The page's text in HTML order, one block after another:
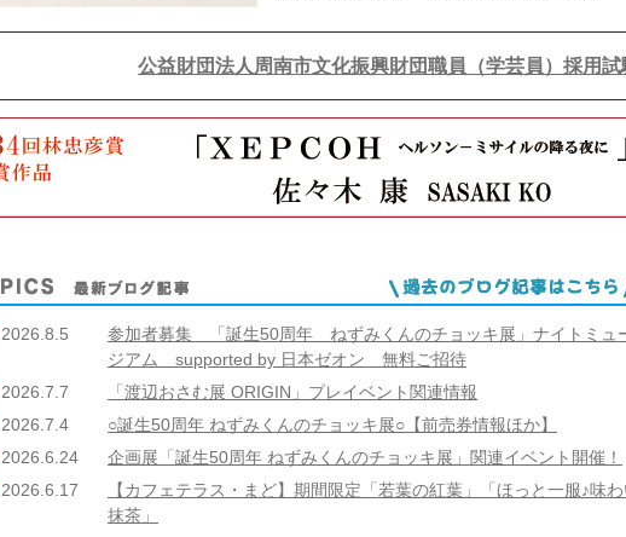
公益財団法人周南市文化振興財団職員（学芸員）採用試
2026.8.5
参加者募集 「誕生50周年 ねずみくんのチョッキ展」ナイトミュ
ジアム supported by 日本ゼオン 無料ご招待
2026.7.7
「渡辺おさむ展 ORIGIN」プレイベント関連情報
2026.7.4
○誕生50周年 ねずみくんのチョッキ展○【前売券情報ほか】
2026.6.24
企画展「誕生50周年 ねずみくんのチョッキ展」関連イベント開催！
2026.6.17
【カフェテラス・まど】期間限定「若葉の紅葉」「ほっと一服♪味わ
抹茶」